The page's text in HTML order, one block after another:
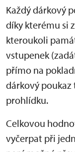
Každý dárkový
díky kterému si
kteroukoli
vstupenek
přímo na
dárkový poukaz
prohlídku.
Celkovou
vyčerpat při